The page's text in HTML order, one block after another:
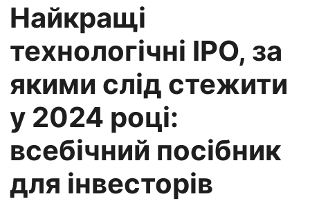
Найкращі
технологічні IPO, за
якими слід стежити
у 2024 році:
всебічний посібник
для інвесторів